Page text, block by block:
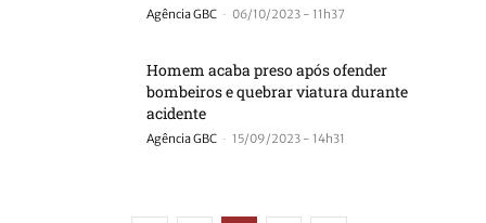
Agência GBC - 06/10/2023 - 11h37
Homem acaba preso após ofender
bombeiros e quebrar viatura durante
acidente
Agência GBC - 15/09/2023 - 14h31